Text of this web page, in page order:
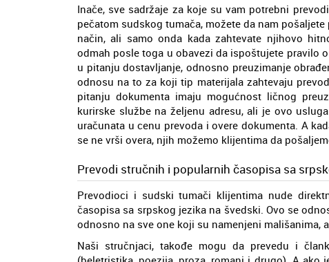
Inače, sve sadržaje za koje su vam potrebni
pečatom sudskog tumača, možete da nam
način, ali samo onda kada zahtevate njihovo
odmah posle toga u obavezi da ispoštujete pravilo
u pitanju dostavljanje, odnosno preuzimanje
odnosu na to za koji tip materijala zahtevaju
pitanju dokumenta imaju mogućnost ličnog
kurirske službe na željenu adresu, ali je ovo
uračunata u cenu prevoda i overe dokumenta. A
se ne vrši overa, njih možemo klijentima da
Prevodi stručnih i popularnih časopisa sa
Prevodioci i sudski tumači klijentima nude
časopisa sa srpskog jezika na švedski. Ovo se
odnosno na sve one koji su namenjeni mališanima,
Naši stručnjaci, takođe mogu da prevedu i